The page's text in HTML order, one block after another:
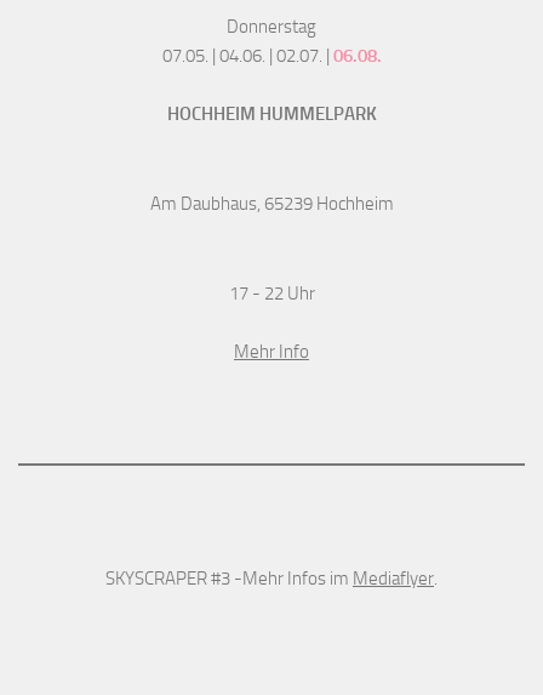
Donnerstag
07.05. | 04.06. | 02.07. | 06.08.
HOCHHEIM HUMMELPARK
Am Daubhaus, 65239 Hochheim
17 - 22 Uhr
Mehr Info
SKYSCRAPER #3 -Mehr Infos im Mediaflyer.